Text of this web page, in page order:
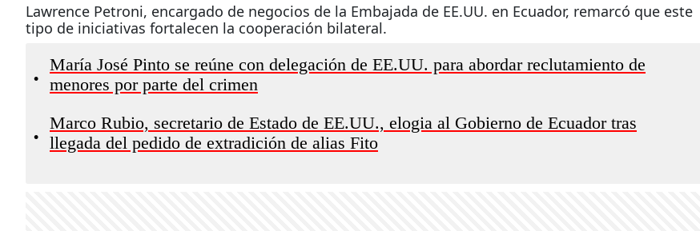
Lawrence Petroni, encargado de negocios de la Embajada de EE.UU. en Ecuador, remarcó que este
tipo de iniciativas fortalecen la cooperación bilateral.
•
María José Pinto se reúne con delegación de EE.UU. para abordar reclutamiento de
menores por parte del crimen
•
Marco Rubio, secretario de Estado de EE.UU., elogia al Gobierno de Ecuador tras
llegada del pedido de extradición de alias Fito